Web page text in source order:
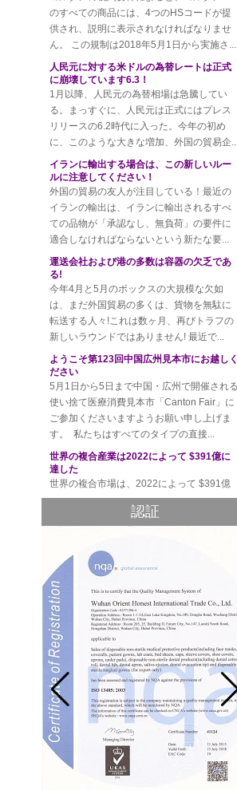
供され、説明に表示されなければなりませ
ん。 この規制は2018年5月1日から実施さ...
人民元に対する米ドルの為替レートは正式
1月以降、人民元の為替相場は急騰してい
る。まっすぐに、人民元は正式にはプレス
リリースの6.2時代に入った。今年の初め
に、このような大きな増加、外国の貿易企...
イランに輸出する場合は、この新しいルー
外国の貿易の友人が注目している！最近の
イランの輸出は、イランに輸出されるすべ
ての品物が「承認なし、無負荷」の要件に
適合しなければならないという新たな要...
運送会社および港の多数は容器の欠乏であ
今年4月と5月のボックスの大規模な欠如
は、まだ外国貿易の多くは、貨物を無駄に
転送する人々!これは数ヶ月、再びトラフの
新しいラウンドではありません! 最近で...
ようこそ第123回中国広州見本市にお越しく
5月1日から5日まで中国・広州で開催される
使い捨て医療消費見本市「Canton Fair」に
ご参加くださいますようお願い申し上げま
す。 私たちはすべてのタイプの直接...
世界の複合産業は2022によって $391億に
世界の複合市場は、2022によって $391億
に達すると予想され、化合物の年間成長率
る、研究機関と研究、調査会社からの新し...
環境検査、シャットダウン、閉鎖のほぼ1年
後、環境検査所は、工場がシャットダウン
していない企業がシャットダウンしている
転換点に達している.彼らは税金を払う...
住所変更通知
お客様各位： 私たちの会社は非常に速く成
長しているため、ビジネス開発の需要を満
たすために、私たちは以下のように新しい
大オフィスに移転したことを発表しま...
新年！新しい挑戦！
2018年の旧正月休暇が来てから、2月12日
から21日にかけて中国の旧正月のために事
務所が一時的に閉鎖され、2月12日から3月
2日まで量産が中止されます。 セールス...
認証